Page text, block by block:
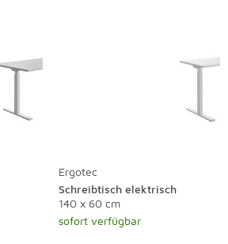
Ergotec
Schreibtisch elektrisch
140 x 60 cm
sofort verfügbar